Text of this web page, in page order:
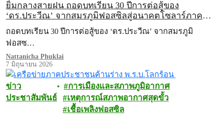
ยิ้มกลางสายฝน ถอดบทเรียน 30 ปีการต่อสู้ของ
‘ดร.ประวีณ’ จากสมรภูมิฟอสซิลสู่อนาคตโซลาร์ภาค
ประชาชน
ถอดบทเรียน 30 ปีการต่อสู้ของ ‘ดร.ประวีณ’ จากสมรภูมิ
ฟอสซ…
Nattanicha Phuklai
7 มิถุนายน 2026
ข่าว
ประชาสัมพันธ์
การเมืองและสภาพภูมิอากาศ
เหตุการณ์สภาพอากาศสุดขั้ว
เชื้อเพลิงฟอสซิล